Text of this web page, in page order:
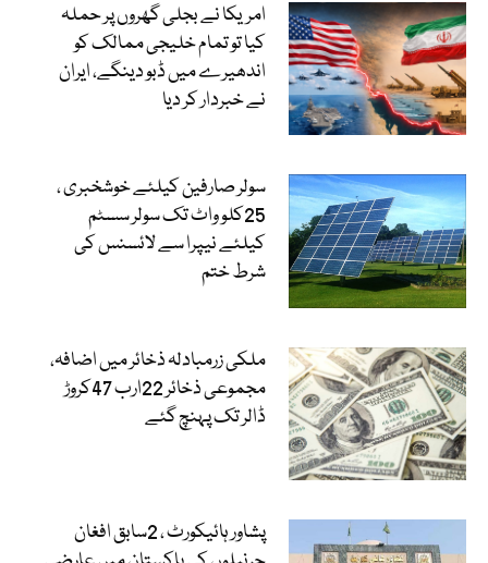
امریکا نے بجلی گھروں پر حملہ
کیا تو تمام خلیجی ممالک کو
اندھیرے میں ڈبو دینگے، ایران
نے خبردار کر دیا
سولر صارفین کیلئے خوشخبری ،
25کلو واٹ تک سولر سسٹم
کیلئے نیپرا سے لائسنس کی
شرط ختم
ملکی زرمبادلہ ذخائر میں اضافہ،
مجموعی ذخائر 22ارب 47کروڑ
ڈالر تک پہنچ گئے
پشاور ہائیکورٹ ، 2سابق افغان